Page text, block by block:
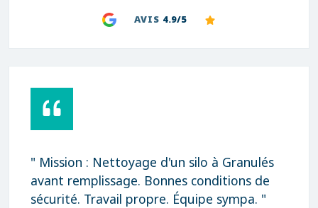
AVIS 4.9/5
" Mission : Nettoyage d'un silo à Granulés
avant remplissage. Bonnes conditions de
sécurité. Travail propre. Équipe sympa. "